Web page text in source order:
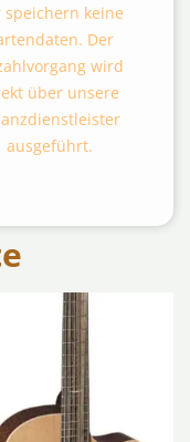
speichern keine
Der
wird
über unsere
ausgeführt.